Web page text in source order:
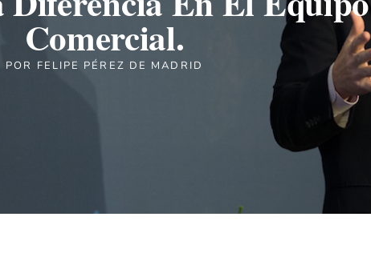
Comercial.
POR FELIPE PÉREZ DE MADRID